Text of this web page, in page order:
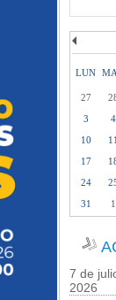
LUN
27
3
4
10
11
17
24
31
1
7 de
2026